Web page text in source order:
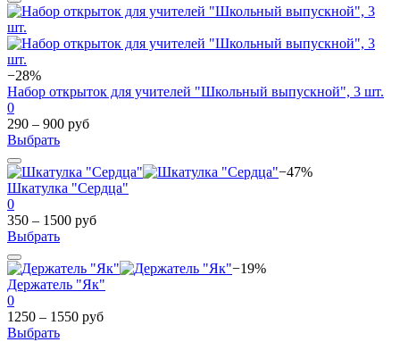
−28%
Набор открыток для учителей "Школьный выпускной", 3 шт.
0
290 – 900 руб
Выбрать
−47%
Шкатулка "Сердца"
0
350 – 1500 руб
Выбрать
−19%
Держатель "Як"
0
1250 – 1550 руб
Выбрать